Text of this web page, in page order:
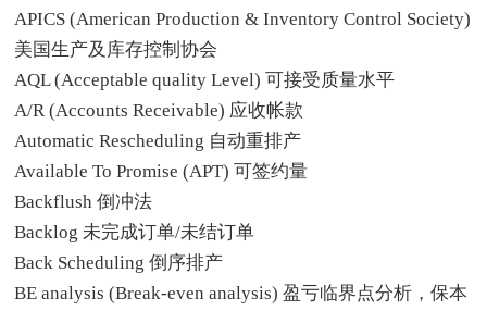
APICS (American Production & Inventory Control Society)
美国生产及库存控制协会
AQL (Acceptable quality Level) 可接受质量水平
A/R (Accounts Receivable) 应收帐款
Automatic Rescheduling 自动重排产
Available To Promise (APT) 可签约量
Backflush 倒冲法
Backlog 未完成订单/未结订单
Back Scheduling 倒序排产
BE analysis (Break-even analysis) 盈亏临界点分析，保本